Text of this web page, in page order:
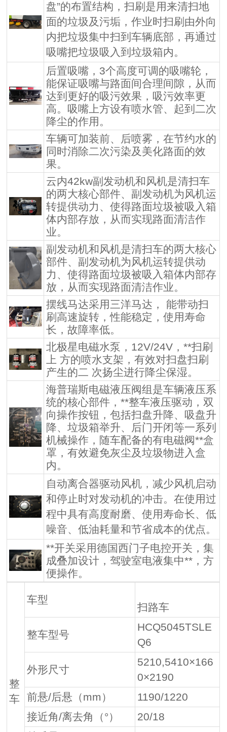
盘”的布置结构，扫刷是用来清扫地
面的垃圾及污垢，作业时扫刷由外向
内把垃圾集中扫到车辆底部，再通过
吸嘴把垃圾吸入到垃圾箱内。
后置吸嘴，3个高度可调的吸嘴轮，
能保证吸嘴与路面间合理间隙，从而
达到更好的吸污效果，吸污效率更
高。吸嘴上方设有喷水管、起到二次
降尘的作用。
车辆可加装前、后喷雾，在节约水的
同时消除二次污染及美化路面的效
果。
云内42kw副发动机和风机是清扫车
的两大核心部件、副发动机为风机运
转提供动力、使得路面垃圾被吸入箱
体内部存放，从而实现路面清洁作
业。
副发动机和风机是清扫车的两大核心
部件、副发动机为风机运转提供动
力、使得路面垃圾被吸入箱体内部存
放，从而实现路面清洁作业。
摆线马达采用三洋马达， 能带动扫
刷高速旋转，性能稳定，使用寿命
长，故障率低。
北极星电磁水泵，12V/24V，**扫刷
上 方的喷水支架，有效对扫盘扫刷
产生的二 次扬尘进行降尘保湿。
海普瑞斯电磁液压阀组是车辆液压系
统的核心部件，**整车液压驱动，双
向操作按钮，包括扫盘升降、吸盘升
降、垃圾箱举升、后门开闭等一系列
机械操作，随车配备的有电磁阀**盒
罩，有效避免灰尘及垃圾物进入盒
内。
自动离合器驱动风机，减少风机启动
和停止时对发动机的冲击。在使用过
程中具有高度耐磨、使用寿命长、低
噪音、低油耗量和节省成本的优点。
**开关采用德国西门子电控开关，集
成叠加设计，驾驶室电液集中**，方
便操作。
整
车
车型
扫路车
整车型号
HCQ5045TSLE
Q6
外形尺寸
5210,5410×166
0×2190
前悬/后悬（mm）
1190/1220
接近角/离去角（°）
20/18